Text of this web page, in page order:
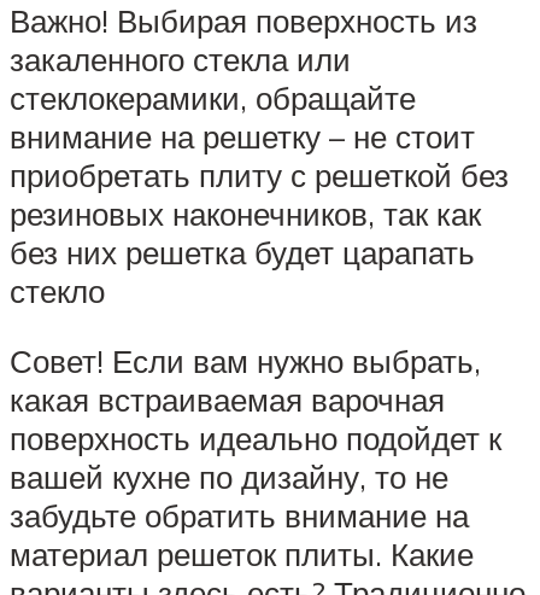
Важно! Выбирая поверхность из
закаленного стекла или
стеклокерамики, обращайте
внимание на решетку – не стоит
приобретать плиту с решеткой без
резиновых наконечников, так как
без них решетка будет царапать
стекло
Совет! Если вам нужно выбрать,
какая встраиваемая варочная
поверхность идеально подойдет к
вашей кухне по дизайну, то не
забудьте обратить внимание на
материал решеток плиты. Какие